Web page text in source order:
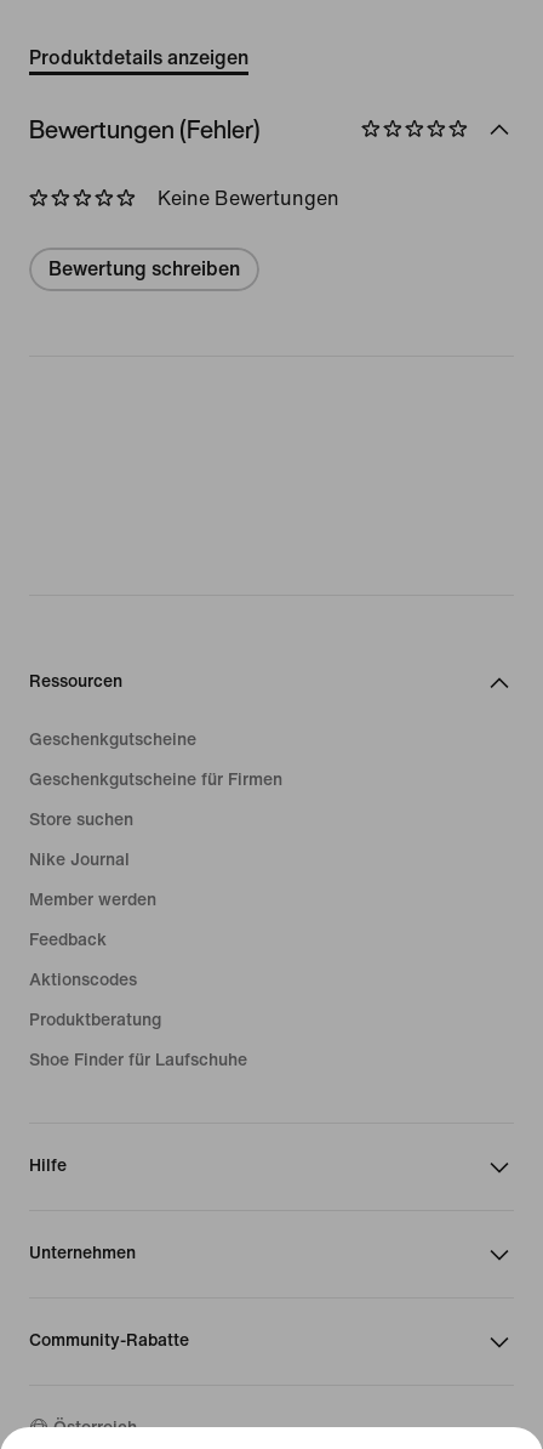
Produktdetails anzeigen
Bewertungen (Fehler)
Keine Bewertungen
Bewertung schreiben
Ressourcen
Geschenkgutscheine
Geschenkgutscheine für Firmen
Store suchen
Nike Journal
Member werden
Feedback
Aktionscodes
Produktberatung
Shoe Finder für Laufschuhe
Hilfe
Unternehmen
Community-Rabatte
Österreich